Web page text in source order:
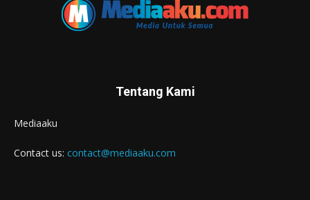
Tentang Kami
Mediaaku
Contact us: contact@mediaaku.com